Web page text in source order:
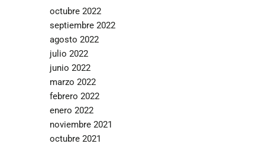
octubre 2022
septiembre 2022
agosto 2022
julio 2022
junio 2022
marzo 2022
febrero 2022
enero 2022
noviembre 2021
octubre 2021